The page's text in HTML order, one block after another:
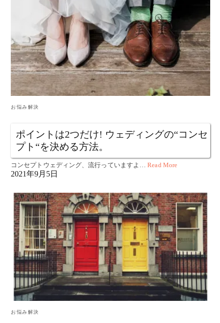
お悩み解決
ポイントは2つだけ! ウェディングの“コンセ
プト“を決める方法。
コンセプトウェディング、流行っていますよ…Read More
2021年9月5日
お悩み解決